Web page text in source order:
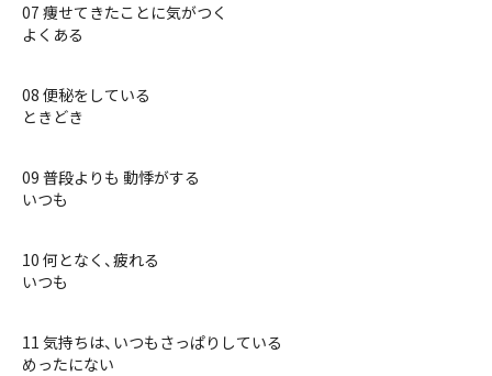
07 痩せてきたことに気がつく
よくある
08 便秘をしている
ときどき
09 普段よりも 動悸がする
いつも
10 何となく、疲れる
いつも
11 気持ちは、いつもさっぱりしている
めったにない